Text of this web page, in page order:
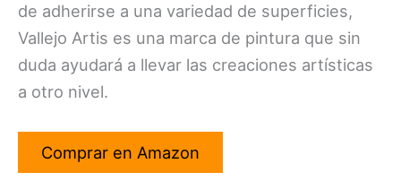
de adherirse a una variedad de superficies,
Vallejo Artis es una marca de pintura que sin
duda ayudará a llevar las creaciones artísticas
a otro nivel.
Comprar en Amazon